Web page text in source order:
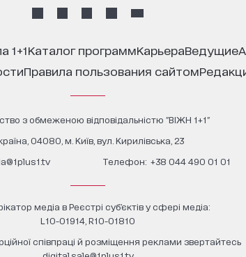
1+1 каталог программ карьера ведущие
правила пользования сайтом
з обмеженою відповідальністю "ВІЖН 1+1"
04080, м. Київ, вул. Кирилівська, 23
Телефон: +38 044 490 01 01
медіа в Реєстрі суб’єктів у сфері медіа:
L10-01914, R10-01810
співпраці й розміщення реклами звертайтесь